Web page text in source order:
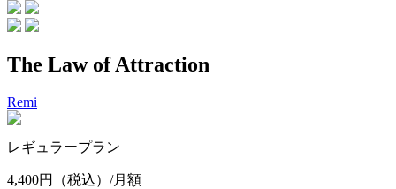
The Law of Attraction
Remi
レギュラープラン
4,400円
（税込）/月額